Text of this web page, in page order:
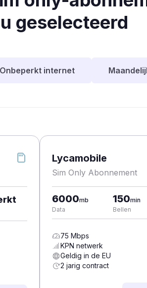
geselecteerd
Onbeperkt internet
Lycamobile
Sim Only Abonnement
6000mb
Data
150min
Bellen
75 Mbps
KPN netwerk
Geldig in de EU
2 jarig contract